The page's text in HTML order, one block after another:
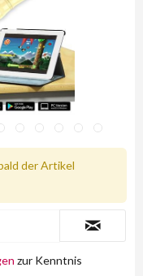
der Artikel
zur Kenntnis